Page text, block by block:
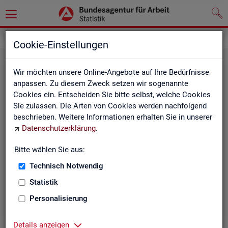
Cookie-Einstellungen
Wir möchten unsere Online-Angebote auf Ihre Bedürfnisse
anpassen. Zu diesem Zweck setzen wir sogenannte
Cookies ein. Entscheiden Sie bitte selbst, welche Cookies
Sie zulassen. Die Arten von Cookies werden nachfolgend
beschrieben. Weitere Informationen erhalten Sie in unserer
Datenschutzerklärung.
Bitte wählen Sie aus:
Technisch Notwendig
Statistik
Personalisierung
Details anzeigen
Der Bericht gibt einen Überblick über die aktuelle
Entwicklung am Arbeits- und Ausbildungsmarkt in